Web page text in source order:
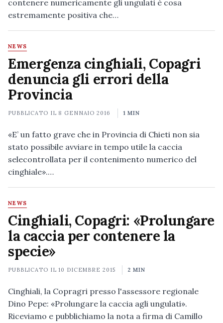
contenere numericamente gli ungulati è cosa
estremamente positiva che…
NEWS
Emergenza cinghiali, Copagri
denuncia gli errori della
Provincia
PUBBLICATO IL 8 GENNAIO 2016 1 MIN
«E’ un fatto grave che in Provincia di Chieti non sia
stato possibile avviare in tempo utile la caccia
selecontrollata per il contenimento numerico del
cinghiale».…
NEWS
Cinghiali, Copagri: «Prolungare
la caccia per contenere la
specie»
PUBBLICATO IL10 DICEMBRE 2015 2 MIN
Cinghiali, la Copragri presso l'assessore regionale
Dino Pepe: «Prolungare la caccia agli ungulati».
Riceviamo e pubblichiamo la nota a firma di Camillo